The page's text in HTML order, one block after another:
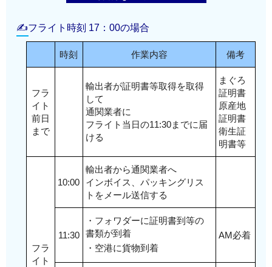
✍フライト時刻 17：00の場合
時刻 作業内容 備考
フラ
イト
前日
まで
輸出者が証明書等取得を取得
して
通関業者に
フライト当日の11:30までに届
ける
まぐろ
証明書
原産地
証明書
衛生証
明書等
フラ
イト
10:00
輸出者から通関業者へ
インボイス、パッキングリス
トをメール送信する
11:30
・フォワダーに証明書到等の
書類が到着
・空港に貨物到着
AM必着